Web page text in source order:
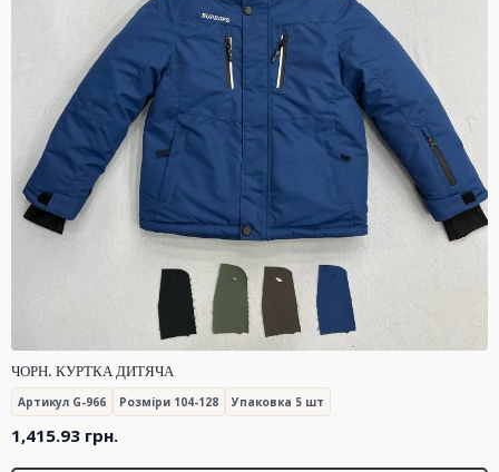
ЧОРН. КУРТКА ДИТЯЧА
Артикул G-966 Розміри 104-128 Упаковка 5 шт
1,415.93 грн.